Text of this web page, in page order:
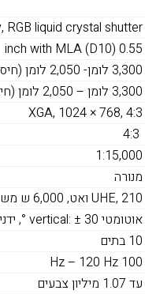
RGB liquid crystal shutter
0.55 inch with MLA (D10)
3,300 לומן- 2,050 לומן (חיסכון) בהתאמה ל- DMS15.4I
3,300 לומן – 2,050 לומן (חיסכון) בהתאמה ל- ISO 21118:2012
XGA, 1024 × 768, 4:3
1:15,000
מנורה
UHE, 210 ואט, 6,000 ש משך חיים, 10,000 ש משך חיים (מצב חסכון)
אוטומטי vertical: ± 30 °, ידני horizontal ± 30 °
10 בתים
100 Hz – 120 Hz
עד 1.07 מיליון צבעים